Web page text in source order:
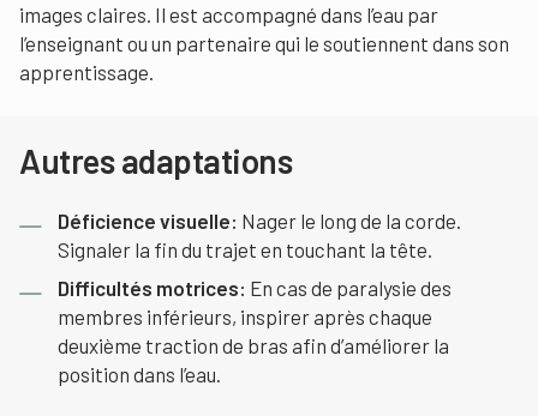
images claires. Il est accompagné dans l’eau par
l’enseignant ou un partenaire qui le soutiennent dans son
apprentissage.
Autres adaptations
Déficience visuelle: Nager le long de la corde.
Signaler la fin du trajet en touchant la tête.
Difficultés motrices: En cas de paralysie des
membres inférieurs, inspirer après chaque
deuxième traction de bras afin d’améliorer la
position dans l’eau.